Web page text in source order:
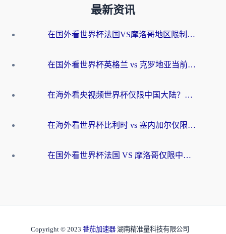
最新资讯
在国外看世界杯法国VS摩洛哥地区限制？这篇指南让你流畅看中文解说无压力
在国外看世界杯英格兰 vs 克罗地亚当前地区不可播放？这篇指南帮你搞定所有海外观赛难题
在海外看央视频世界杯仅限中国大陆？这篇指南帮你解锁中文解说+无卡顿直播
在海外看世界杯比利时 vs 塞内加尔仅限中国大陆？我找到了最流畅的中文解说之路
在国外看世界杯法国 VS 摩洛哥仅限中国大陆？海外党这样看中文解说赛事不卡顿
Copyright © 2023 番茄加速器 湖南精准量科技有限公司